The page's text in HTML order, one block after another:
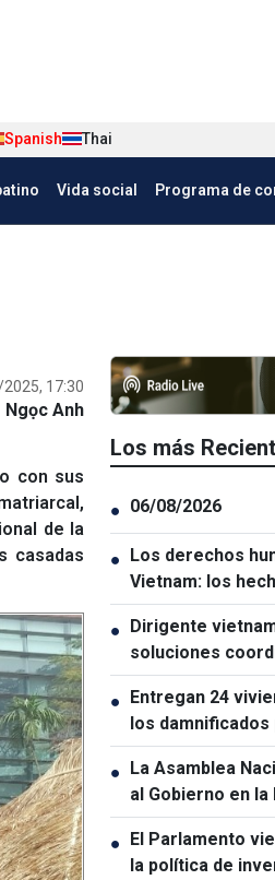
Spanish Thai
Vida social Programa de
17:30
Ngọc Anh
con sus
de la
casadas
Los más
● 06/08/2026
● Los derechos
Vietnam: los
solos
● Dirigente
soluciones
garantizar la
● Entregan 24
los damnificados
inundaciones en
● La Asamblea
al Gobierno en la
crecimiento de
● El Parlamento
la política de